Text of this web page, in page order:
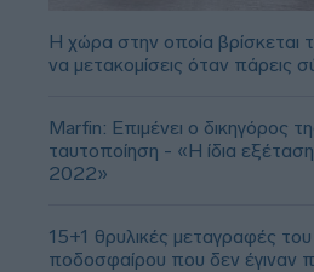
Η χώρα στην οποία βρίσκεται
να μετακομίσεις όταν πάρεις
Marfin: Επιμένει ο δικηγόρος
ταυτοποίηση - «Η ίδια εξέταση
2022»
15+1 θρυλικές μεταγραφές του
ποδοσφαίρου που δεν έγιναν